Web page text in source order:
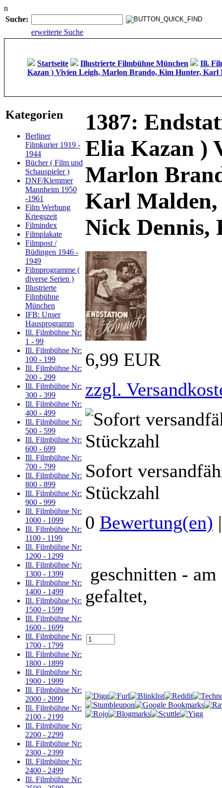
n
Suche:
erweiterte Suche
Startseite Illustrierte Filmbühne München
Ill.
Kazan ) Vivien Leigh, Marlon Brando, Kim Hunter, Karl
Kategorien
Berliner
Filmkurier 1919 -
1944
Bücher ( Film und
Schauspieler )
DNF/Klemmer
Mannheim 1950
-1961
Film Werbung
Kriegszeit
Filmindex
Filmplakate
Filmpost /
Büdingen 1946 -
1949
Filmprogramme (
diverse Serien )
Illustrierte
Filmbühne
München
IFB: Unser
Hausprogramm
Ill. Filmbühne Nr:
1 - 99
Ill. Filmbühne Nr:
100 - 199
Ill. Filmbühne Nr:
200 - 299
Ill. Filmbühne Nr:
300 - 399
Ill. Filmbühne Nr:
400 - 499
Ill. Filmbühne Nr:
500 - 599
Ill. Filmbühne Nr:
600 - 699
Ill. Filmbühne Nr:
700 - 799
Ill. Filmbühne Nr:
800 - 899
Ill. Filmbühne Nr:
900 - 999
Ill. Filmbühne Nr:
1000 - 1099
Ill. Filmbühne Nr:
1100 - 1199
Ill. Filmbühne Nr:
1200 - 1299
Ill. Filmbühne Nr:
1300 - 1399
Ill. Filmbühne Nr:
1400 - 1499
Ill. Filmbühne Nr:
1500 - 1599
Ill. Filmbühne Nr:
1600 - 1699
Ill. Filmbühne Nr:
1700 - 1799
Ill. Filmbühne Nr:
1800 - 1899
Ill. Filmbühne Nr:
1900 - 1999
Ill. Filmbühne Nr:
2000 - 2099
Ill. Filmbühne Nr:
2100 - 2199
Ill. Filmbühne Nr:
2200 - 2299
Ill. Filmbühne Nr:
2300 - 2399
Ill. Filmbühne Nr:
2400 - 2499
Ill. Filmbühne Nr:
1387:
Elia Kazan )
Marlon
Karl
Nick Dennis,
6,99 EUR
zzgl.
Sofort
Stückzahl
0 Bewertung(en)
geschnitten -
gefaltet,